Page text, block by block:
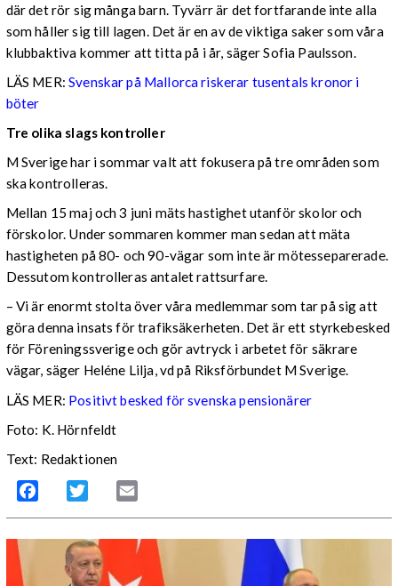
där det rör sig många barn. Tyvärr är det fortfarande inte alla
som håller sig till lagen. Det är en av de viktiga saker som våra
klubbaktiva kommer att titta på i år, säger Sofia Paulsson.
LÄS MER:Svenskar på Mallorca riskerar tusentals kronor i
böter
Tre olika slags kontroller
M Sverige har i sommar valt att fokusera på tre områden som
ska kontrolleras.
Mellan 15 maj och 3 juni mäts hastighet utanför skolor och
förskolor. Under sommaren kommer man sedan att mäta
hastigheten på 80- och 90-vägar som inte är mötesseparerade.
Dessutom kontrolleras antalet rattsurfare.
– Vi är enormt stolta över våra medlemmar som tar på sig att
göra denna insats för trafiksäkerheten. Det är ett styrkebesked
för Föreningssverige och gör avtryck i arbetet för säkrare
vägar, säger Heléne Lilja, vd på Riksförbundet M Sverige.
LÄS MER: Positivt besked för svenska pensionärer
Foto: K. Hörnfeldt
Text: Redaktionen
Facebook Twitter